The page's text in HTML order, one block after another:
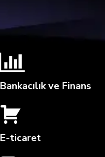
Bankacılık ve Finans
E-ticaret